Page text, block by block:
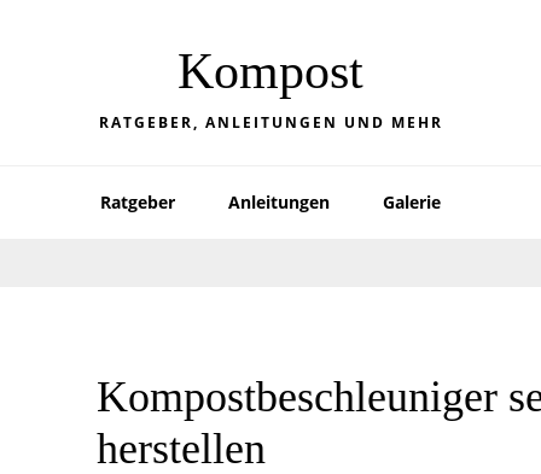
Kompost
RATGEBER, ANLEITUNGEN UND MEHR
Ratgeber Anleitungen Galerie
Kompostbeschleuniger
herstellen